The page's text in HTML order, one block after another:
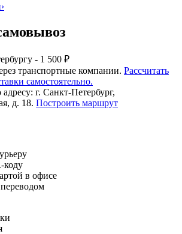
›
- 1 500 ₽
транспортные компании. Рассчитать
самостоятельно.
г. Санкт-Петербург,
д. 18. Построить маршрут
коду
в офисе